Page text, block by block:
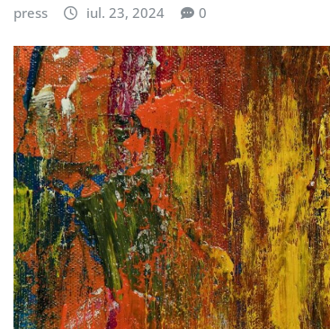
press iul. 23, 2024 0